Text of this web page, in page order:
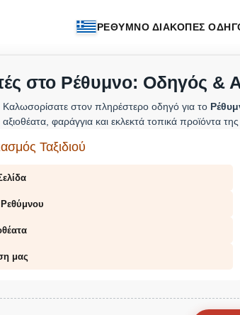
ΡΕΘΥΜΝΟ ΔΙΑΚΟΠΕΣ
στο Ρέθυμνο: Οδηγός &
Καλωσορίσατε στον πληρέστερο οδηγό για το
αξιοθέατα, φαράγγια και εκλεκτά τοπικά προϊόντα
Ταξιδιού
μας